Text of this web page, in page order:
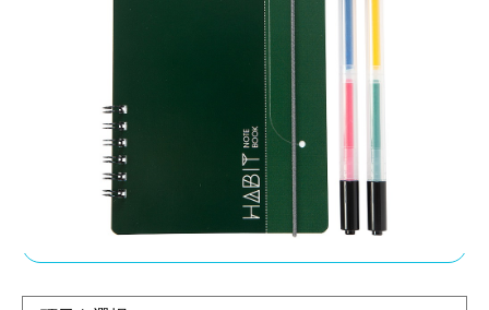
月や日付を書く習慣化したいことを書く達成した
+ 税
Monthly タイプ 横置き型でカレンダーのように使えます。習慣の
記録から、仕事のスケジュール管理まで使い方は自由です。
オンラインショップ